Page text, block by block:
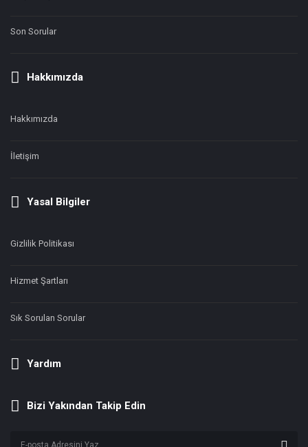
Son Sorular
Hakkımızda
Hakkımızda
İletişim
Yasal Bilgiler
Gizlilik Politikası
Hizmet Şartları
Sık Sorulan Sorular
Yardım
Bizi Yakından Takip Edin